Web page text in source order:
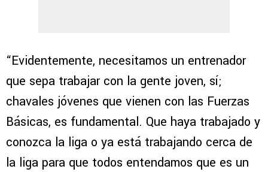
“Evidentemente, necesitamos un entrenador
que sepa trabajar con la gente joven, sí;
chavales jóvenes que vienen con las Fuerzas
Básicas, es fundamental. Que haya trabajado y
conozca la liga o ya está trabajando cerca de
la liga para que todos entendamos que es un